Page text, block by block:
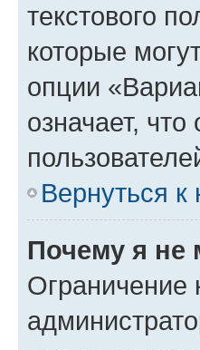
текстового
которые
опции
означает,
Вернуться к
Почему я не
Ограничение